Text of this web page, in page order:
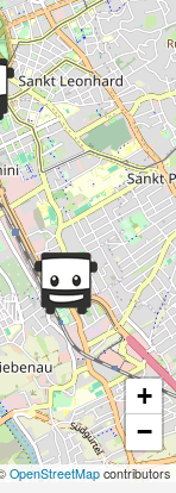
+
−
OpenStreetMap contributors